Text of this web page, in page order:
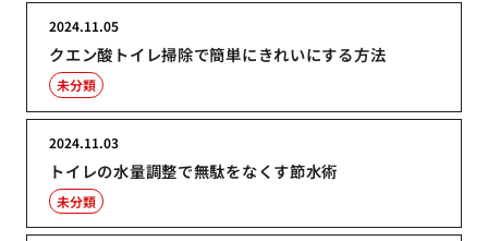
クエン酸トイレ掃除で簡単にきれいにする方法
2024.11.05
未分類
トイレの水量調整で無駄をなくす節水術
2024.11.03
未分類